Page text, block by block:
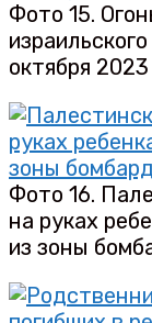
Фото 15.
октября
Фото 16.
на руках
из зоны